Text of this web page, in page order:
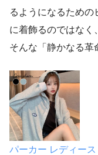
るようになるための
に着飾るのではなく
そんな「静かなる革
パーカー レディー